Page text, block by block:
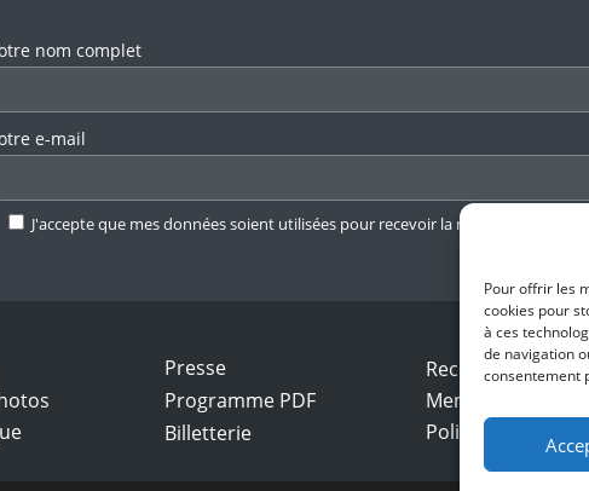
Pour offrir les
cookies pour
à ces
de navigation
consentement
laisser ce champ vide.
nom complet
e-mail
J'accepte que mes données soient utilisées pour recevoir la newsletter.
Presse
Programme PDF
Billetterie
Recrutement
Mentions légales
Politique de